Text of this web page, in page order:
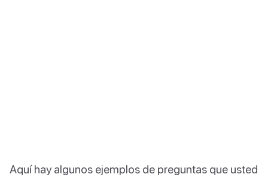
Aquí hay algunos ejemplos de preguntas que usted